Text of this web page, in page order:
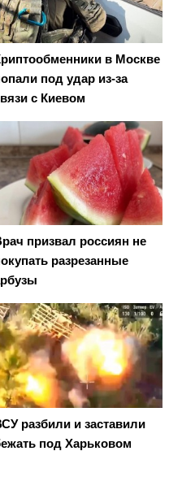
в Москве
под удар из-за
с Киевом
призвал россиян не
разрезанные
разбили и заставили
под Харьковом